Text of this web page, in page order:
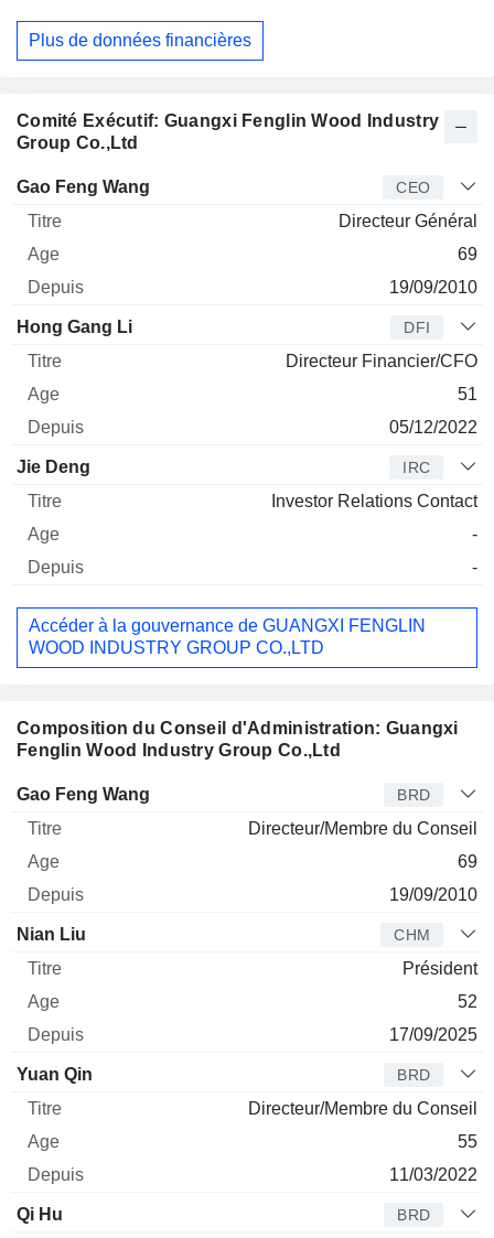
Comité Exécutif: Guangxi Fenglin Wood Industry
Group Co.,Ltd
Dirigeant Titre Age
Gao Feng Wang CEO
Directeur Général
69
19/09/2010
Hong Gang Li DFI
Directeur Financier/CFO
51
05/12/2022
Jie Deng IRC
Investor Relations Contact
-
-
Accéder à la gouvernance de GUANGXI FENGLIN
WOOD INDUSTRY GROUP CO.,LTD
Composition du Conseil d'Administration: Guangxi
Fenglin Wood Industry Group Co.,Ltd
Administrateur Titre
Gao Feng Wang BRD
Directeur/Membre du Conseil
69
19/09/2010
Nian Liu CHM
Président
52
17/09/2025
Yuan Qin BRD
Directeur/Membre du Conseil
55
11/03/2022
Qi Hu BRD
Plus de données financières